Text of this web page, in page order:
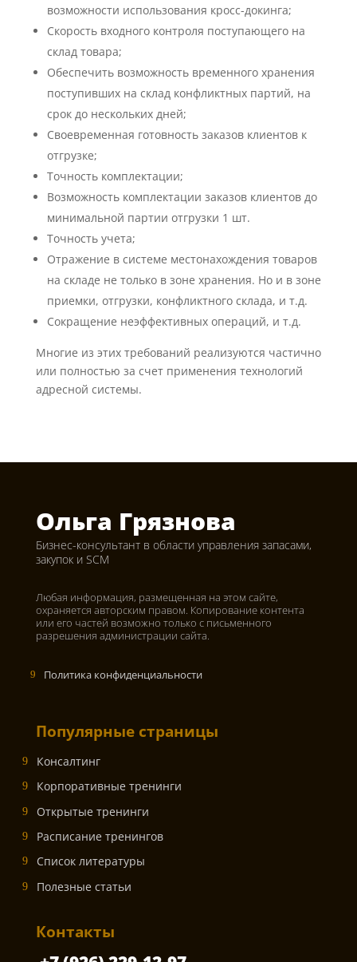
возможности использования кросс-докинга;
Скорость входного контроля поступающего на
склад товара;
Обеспечить возможность временного хранения
поступивших на склад конфликтных партий, на
срок до нескольких дней;
Своевременная готовность заказов клиентов к
отгрузке;
Точность комплектации;
Возможность комплектации заказов клиентов до
минимальной партии отгрузки 1 шт.
Точность учета;
Отражение в системе местонахождения товаров
на складе не только в зоне хранения. Но и в зоне
приемки, отгрузки, конфликтного склада, и т.д.
Сокращение неэффективных операций, и т.д.
Многие из этих требований реализуются частично
или полностью за счет применения технологий
адресной системы.
Ольга Грязнова
Бизнес-консультант в области управления запасами,
закупок и SCM
Любая информация, размещенная на этом сайте,
охраняется авторским правом. Копирование контента
или его частей возможно только с письменного
разрешения администрации сайта.
Политика конфиденциальности
Популярные страницы
Консалтинг
Корпоративные тренинги
Открытые тренинги
Расписание тренингов
Список литературы
Полезные статьи
Контакты